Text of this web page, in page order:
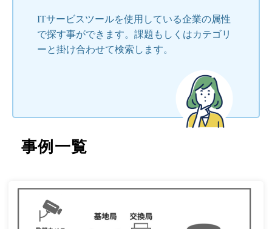
ITサービスツールを使用している企業の属性
で探す事ができます。課題もしくはカテゴリ
ーと掛け合わせて検索します。
事例一覧